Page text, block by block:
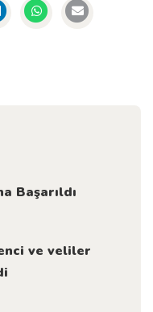
Başarıldı
ve veliler